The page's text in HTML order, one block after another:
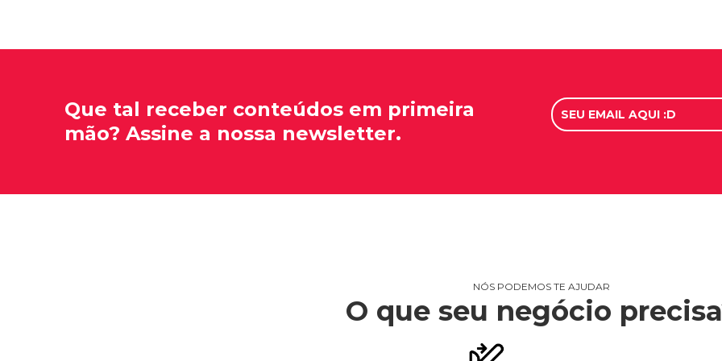
Que tal receber conteúdos em primeira
mão? Assine a nossa newsletter.
NÓS PODEMOS TE AJUDAR
O que seu negócio